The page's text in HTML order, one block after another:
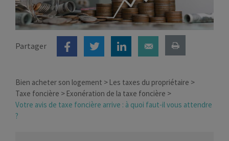
Partager
Bien acheter son logement
Les taxes du propriétaire
Taxe foncière
Exonération de la taxe foncière
Votre avis de taxe foncière arrive : à quoi faut-il vous attendre
?